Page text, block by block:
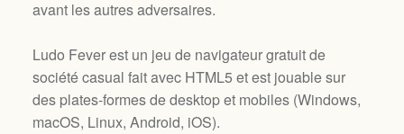
avant les autres adversaires.
Ludo Fever est un jeu de navigateur gratuit de
société casual fait avec HTML5 et est jouable sur
des plates-formes de desktop et mobiles (Windows,
macOS, Linux, Android, iOS).